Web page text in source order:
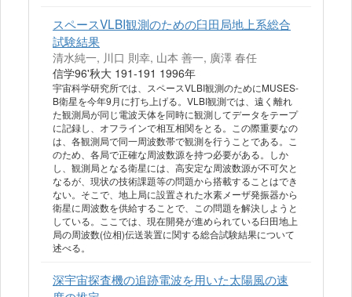
スペースVLBI観測のための臼田局地上系総合
試験結果
清水純一, 川口 則幸, 山本 善一, 廣澤 春任
信学96'秋大 191-191 1996年
宇宙科学研究所では、スペースVLBI観測のためにMUSES-
B衛星を今年9月に打ち上げる。VLBI観測では、遠く離れ
た観測局が同じ電波天体を同時に観測してデータをテープ
に記録し、オフラインで相互相関をとる。この際重要なの
は、各観測局で同一周波数帯で観測を行うことである。こ
のため、各局で正確な周波数源を持つ必要がある。しか
し、観測局となる衛星には、高安定な周波数源が不可欠と
なるが、現状の技術課題等の問題から搭載することはでき
ない。そこで、地上局に設置された水素メーザ発振器から
衛星に周波数を供給することで、この問題を解決しようと
している。ここでは、現在開発が進められている臼田地上
局の周波数(位相)伝送装置に関する総合試験結果について
述べる。
深宇宙探査機の追跡電波を用いた太陽風の速